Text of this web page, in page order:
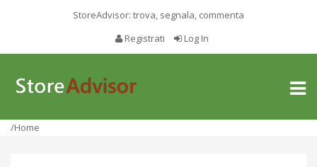
StoreAdvisor: trova, segnala, commenta
Registrati
Log In
Toggle
/Home